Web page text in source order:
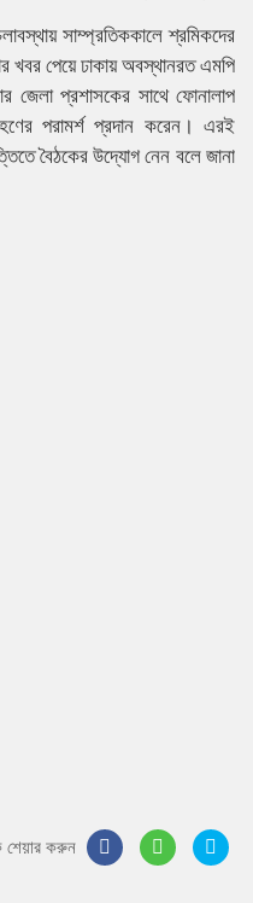
সাম্প্রতিককালে শ্রমিকদের
খবর পেয়ে ঢাকায় অবস্থানরত এমপি
জেলা প্রশাসকের সাথে ফোনালাপ
পরামর্শ প্রদান করেন। এরই
বৈঠকের উদ্যোগ নেন বলে জানা
শেয়ার করুন